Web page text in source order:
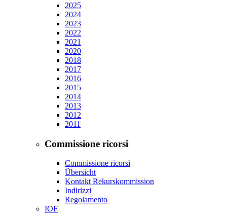
2025
2024
2023
2022
2021
2020
2018
2017
2016
2015
2014
2013
2012
2011
Commissione ricorsi
Commissione ricorsi
Übersicht
Kontakt Rekurskommission
Indirizzi
Regolamento
IOF